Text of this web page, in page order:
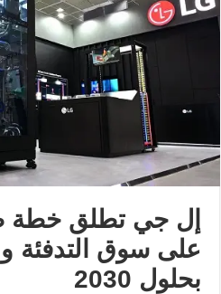
إل جي تطلق خطة
على سوق التدفئة
بحلول 2030